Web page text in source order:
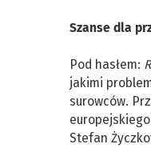
Szanse dla
Pod hasłem:
jakimi
surowców.
Stefan